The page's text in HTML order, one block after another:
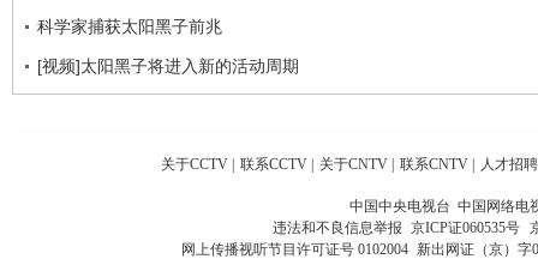
科学家捕获太阳黑子前兆
[视频]太阳黑子将进入新的活动周期
关于CCTV | 联系CCTV | 关于CNTV | 联系CNTV | 人才招聘
中国中央电视台 中国网络电
违法和不良信息举报 京ICP证060535号
网上传播视听节目许可证号 0102004 新出网证（京）